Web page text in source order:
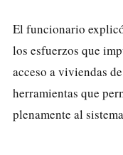
El funcionario
los esfuerzos que
acceso a viviendas
herramientas que
plenamente al